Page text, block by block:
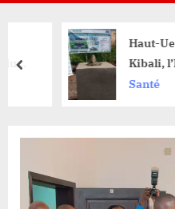
Haut-Uele:
Kibali, l’Etat
construction
de Watsa
prev